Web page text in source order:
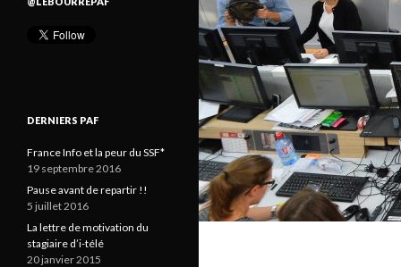
DERNIERS PAF
France Info et la peur du SSF*
19 septembre 2016
Pause avant de repartir !!
5 juillet 2016
La lettre de motivation du
stagiaire d’i-télé
20 janvier 2015